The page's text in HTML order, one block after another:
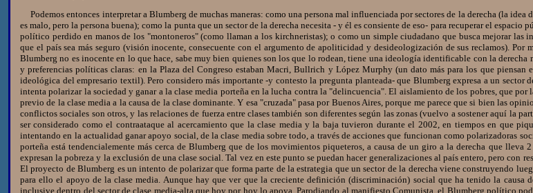
Podemos entonces interpretar a Blumberg de muchas maneras: como una persona mal influenciada por sectores de la derecha (la idea
es malo, pero la persona buena); como la punta que un sector de la derecha necesita - y él es consiente de eso- para recuperar el espacio
político perdido en manos de los "montoneros" (como llaman a los kirchneristas); o como un simple ciudadano que busca mejorar las
que el país sea más seguro (visión inocente, consecuente con el argumento de apoliticidad y desideologización de sus reclamos). Por
Blumberg no es inocente en lo que hace, sabe muy bien quienes son los que lo rodean, tiene una ideología identificable con la derecha
y preferencias políticas claras: en la Plaza del Congreso estaban Macri, Bullrich y López Murphy (un dato más para los que piensan
ideológica del empresario textil). Pero considero más importante -y contesto la pregunta planteada- que Blumberg expresa a un sector
intenta polarizar la sociedad y ganar a la clase media porteña en la lucha contra la "delincuencia". El aislamiento de los pobres, que
previo de la clase media a la causa de la clase dominante. Y esa "cruzada" pasa por Buenos Aires, porque me parece que si bien las
conflictos sociales son otros, y las relaciones de fuerza entre clases también son diferentes según las zonas (vuelvo a sostener aquí la
ser considerado como el contraataque al acercamiento que la clase media y la baja tuvieron durante el 2002, en tiempos en que
intentando en la actualidad ganar apoyo social, de la clase media sobre todo, a través de acciones que funcionan como polarizadoras
porteña está tendencialemente más cerca de Blumberg que de los movimientos piqueteros, a causa de un giro a la derecha que
expresan la pobreza y la exclusión de una clase social. Tal vez en este punto se puedan hacer generalizaciones al país entero, pero
El proyecto de Blumberg es un intento de polarizar que forma parte de la estrategia que un sector de la derecha viene construyendo
para ello el apoyo de la clase media. Aunque hay que ver que la creciente definición (discriminación) social que ha tenido la
inclusive dentro del sector de clase media-alta que hoy por hoy lo apoya. Parodiando al manifiesto Comunista, el Blumberg político